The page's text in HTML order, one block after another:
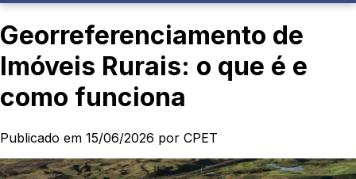
Georreferenciamento de
Imóveis Rurais: o que é e
como funciona
Publicado em 15/06/2026 por CPET